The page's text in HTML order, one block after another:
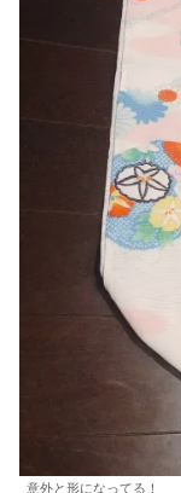
意外と形になってる！